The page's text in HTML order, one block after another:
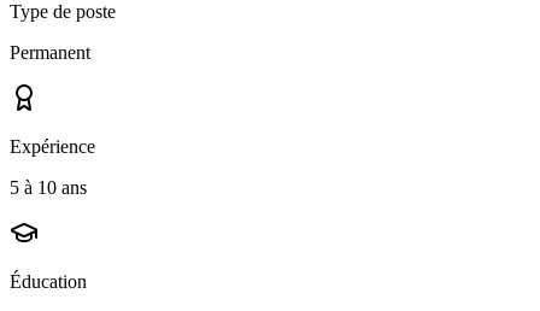
Type de poste
Permanent
Expérience
5 à 10 ans
Éducation